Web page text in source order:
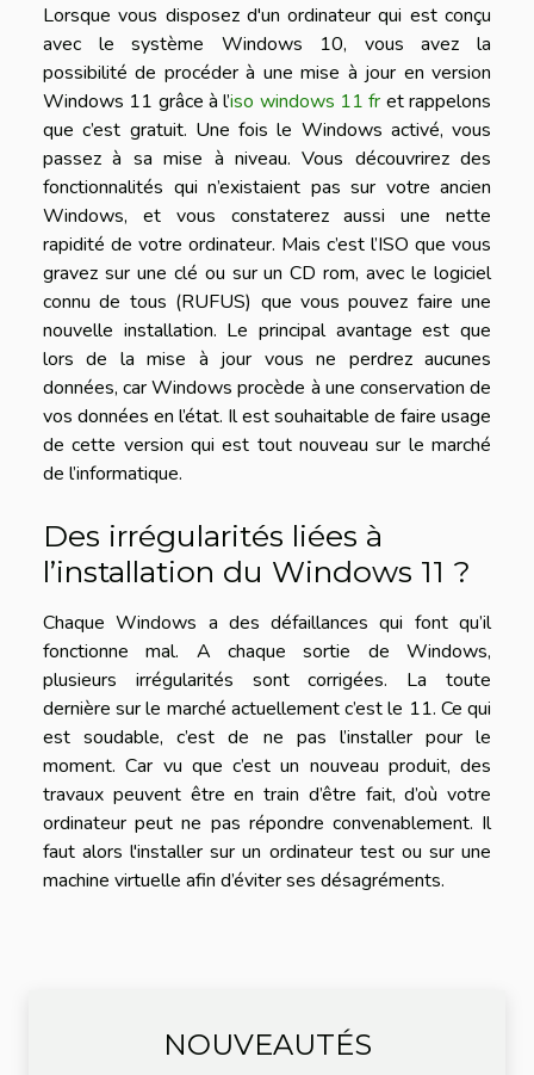
Lorsque vous disposez d'un ordinateur qui est conçu
avec le système Windows 10, vous avez la
possibilité de procéder à une mise à jour en version
Windows 11 grâce à l’iso windows 11 fr et rappelons
que c’est gratuit. Une fois le Windows activé, vous
passez à sa mise à niveau. Vous découvrirez des
fonctionnalités qui n’existaient pas sur votre ancien
Windows, et vous constaterez aussi une nette
rapidité de votre ordinateur. Mais c’est l’ISO que vous
gravez sur une clé ou sur un CD rom, avec le logiciel
connu de tous (RUFUS) que vous pouvez faire une
nouvelle installation. Le principal avantage est que
lors de la mise à jour vous ne perdrez aucunes
données, car Windows procède à une conservation de
vos données en l’état. Il est souhaitable de faire usage
de cette version qui est tout nouveau sur le marché
de l’informatique.
Des irrégularités liées à
l’installation du Windows 11 ?
Chaque Windows a des défaillances qui font qu’il
fonctionne mal. A chaque sortie de Windows,
plusieurs irrégularités sont corrigées. La toute
dernière sur le marché actuellement c’est le 11. Ce qui
est soudable, c’est de ne pas l’installer pour le
moment. Car vu que c’est un nouveau produit, des
travaux peuvent être en train d’être fait, d’où votre
ordinateur peut ne pas répondre convenablement. Il
faut alors l'installer sur un ordinateur test ou sur une
machine virtuelle afin d’éviter ses désagréments.
NOUVEAUTÉS